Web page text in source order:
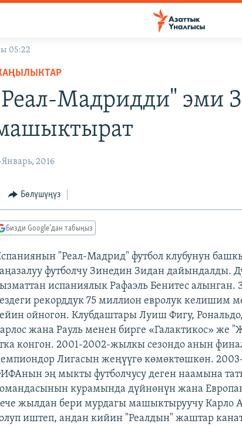
05:22
Мадридди" эми
Январь, 2016
Бөлүшүңүз
Бизди Google'дан табыңыз
"Реал-Мадрид" футбол клубунун
футболчу Зинедин Зидан дайындалды.
испаниялык Рафаэль Бенитес алынган.
рекорддук 75 миллион евролук келишим
ойногон. Клубдаштары Луиш Фигу,
жана Рауль менен бирге «Галактикос» же
конгон. 2001-2002-жылкы сезондо анын
Лигасын жеңүүгө көмөктөшкөн.
эң мыкты футболчусу деген наамына
курамында дүйнөнүн жана
жылдан бери мурдагы машыктыруучу Карло
иштеп, андан кийин "Реалдын" жаштар